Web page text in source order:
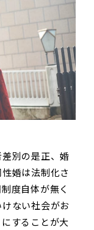
別の是正、婚
婚は法制化さ
度自体が無く
ない社会がお
することが大